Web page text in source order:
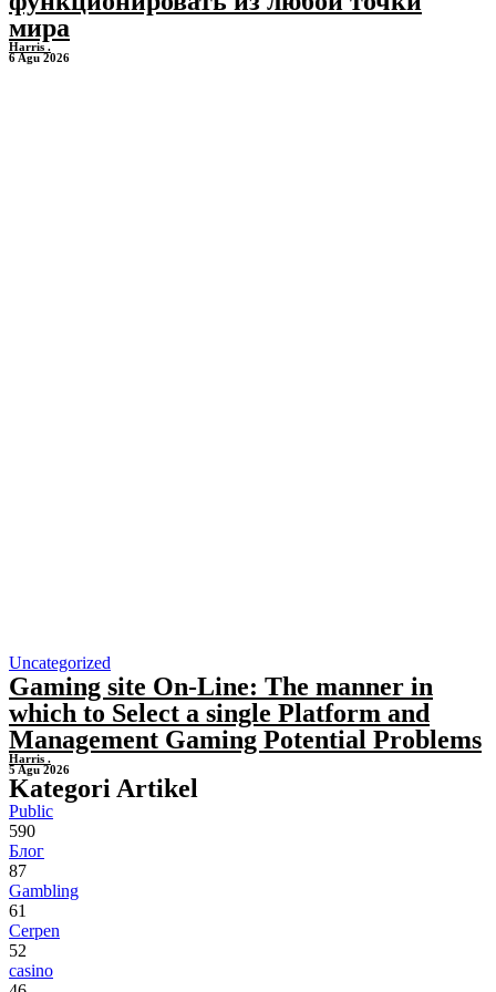
мира
Harris .
6 Agu 2026
Uncategorized
Gaming site On-Line: The manner in
which to Select a single Platform and
Management Gaming Potential Problems
Harris .
5 Agu 2026
Kategori Artikel
Public
590
Блог
87
Gambling
61
Cerpen
52
casino